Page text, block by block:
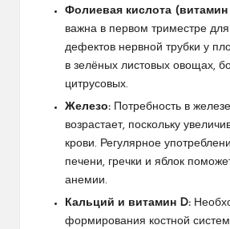
Фолиевая кислота (витамин
важна в первом триместре
дефектов нервной трубки у
в зелёных листовых овощах,
цитрусовых.
Железо: Потребность в
возрастает, поскольку
крови. Регулярное
печени, гречки и яблок
анемии.
Кальций и витамин D:
формирования костной